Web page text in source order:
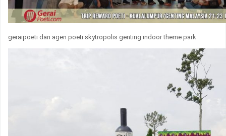
geraipoeti dan agen poeti skytropolis genting indoor theme park